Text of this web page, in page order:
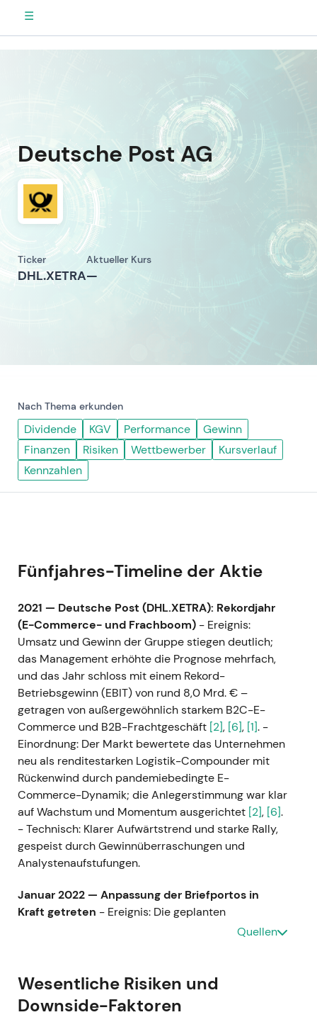
☰
Deutsche Post AG
Ticker
DHL.XETRA
Aktueller Kurs
—
Nach Thema erkunden
Dividende KGV Performance
Gewinn
Finanzen
Risiken Wettbewerber
Kursverlauf
Kennzahlen
Fünfjahres-Timeline der Aktie
2021 — Deutsche Post (DHL.XETRA): Rekordjahr
(E-Commerce- und Frachboom) - Ereignis:
Umsatz und Gewinn der Gruppe stiegen deutlich;
das Management erhöhte die Prognose mehrfach,
und das Jahr schloss mit einem Rekord-
Betriebsgewinn (EBIT) von rund 8,0 Mrd. € –
getragen von außergewöhnlich starkem B2C-E-
Commerce und B2B-Frachtgeschäft [2], [6], [1]. -
Einordnung: Der Markt bewertete das Unternehmen
neu als renditestarken Logistik-Compounder mit
Rückenwind durch pandemiebedingte E-
Commerce-Dynamik; die Anlegerstimmung war klar
auf Wachstum und Momentum ausgerichtet [2], [6].
- Technisch: Klarer Aufwärtstrend und starke Rally,
gespeist durch Gewinnüberraschungen und
Analystenaufstufungen.
Januar 2022 — Anpassung der Briefportos in
Kraft getreten - Ereignis: Die geplanten
Portoerhöhungen traten zum 1. Januar 2022 in Kraft
Einordnung: Als moderater, regulierter
Umsatzschub für Post & Parcel Germany bewertet
– ein kleines strukturelles Gegengewicht zum
Quellen
Wesentliche Risiken und
Downside-Faktoren